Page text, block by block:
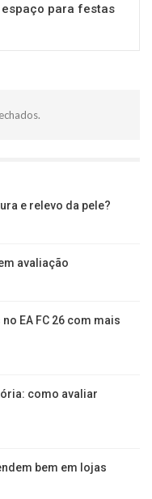
espaço para festas
e relevo da pele?
avaliação
EA FC 26 com mais
como avaliar
bem em lojas